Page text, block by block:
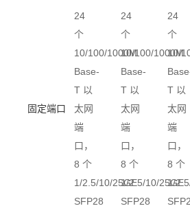
固定端口
24
个
10/100/1000M
Base-
T 以
太网
端
口，
8 个
1/2.5/10/25GE
SFP28
24
个
10/100/1000M
Base-
T 以
太网
端
口，
8 个
1/2.5/10/25GE
SFP28
24
个
10/
T 以
太网
端
口，
8 个
1/